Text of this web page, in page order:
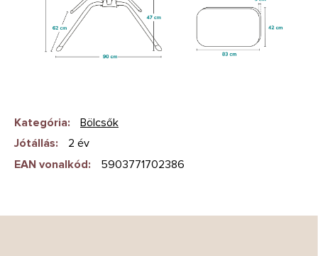
Kategória:
Bölcsők
Jótállás:
2 év
EAN vonalkód: 5903771702386